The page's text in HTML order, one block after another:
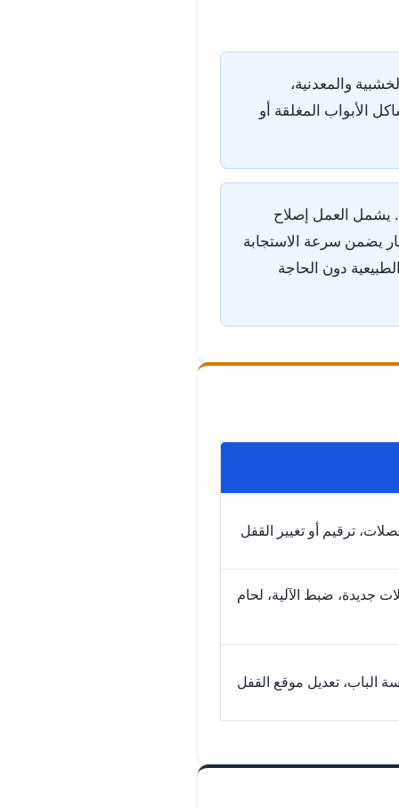
والمعدنية،
الأبواب المغلقة أو
يشمل العمل إصلاح
يضمن سرعة الاستجابة
دون الحاجة
ترقيم أو تغيير القفل
جديدة، ضبط الآلية، لحام
الباب، تعديل موقع القفل